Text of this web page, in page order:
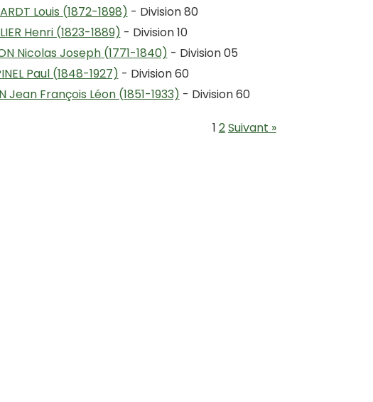
Louis (1872-1898) - Division 80
Henri (1823-1889) - Division 10
Nicolas Joseph (1771-1840) - Division 05
Paul (1848-1927) - Division 60
Jean François Léon (1851-1933) - Division 60
1 2Suivant »